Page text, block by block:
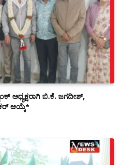
ಅಧ್ಯಕ್ಷರಾಗಿ ಬಿ.ಕೆ. ಜಗದೀಶ್,
ಆಯ್ಕೆ*